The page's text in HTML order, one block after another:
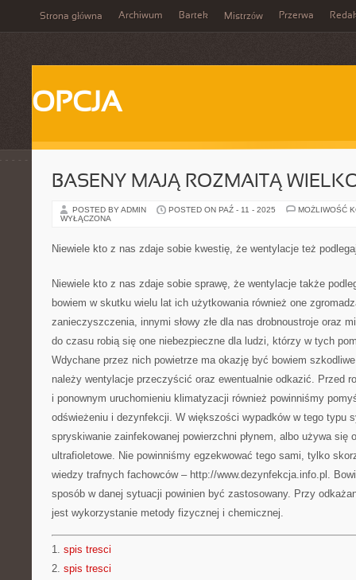
Strona główna Archiwum Bartek Mistrzów Przerwa
OPCJA
BASENY MAJĄ ROZMAITĄ
POSTED BY ADMIN POSTED ON PAŹ - 11 - 2025
MOŻLIWOŚĆ
WYŁĄCZONA
Niewiele kto z nas zdaje sobie kwestię, że wentylacje też
Niewiele kto z nas zdaje sobie sprawę, że wentylacje także
bowiem w skutku wielu lat ich użytkowania również one
zanieczyszczenia, innymi słowy złe dla nas drobnoustroje oraz
do czasu robią się one niebezpieczne dla ludzi, którzy w tych
Wdychane przez nich powietrze ma okazję być bowiem
należy wentylacje przeczyścić oraz ewentualnie odkazić. Przed
i ponownym uruchomieniu klimatyzacji również powinniśmy
odświeżeniu i dezynfekcji. W większości wypadków w tego typu
spryskiwanie zainfekowanej powierzchni płynem, albo używa się
ultrafioletowe. Nie powinniśmy egzekwować tego sami, tylko
wiedzy trafnych fachowców – http://www.dezynfekcja.info.pl.
sposób w danej sytuacji powinien być zastosowany. Przy
jest wykorzystanie metody fizycznej i chemicznej.
1. spis tresci
2. spis tresci